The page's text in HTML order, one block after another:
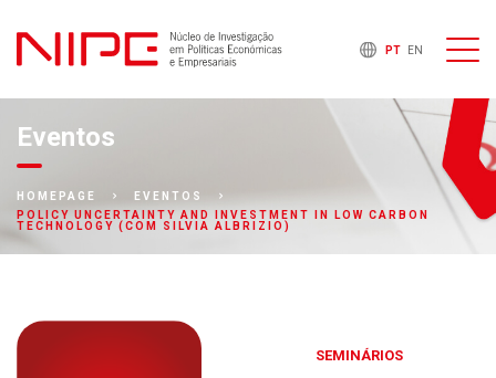
PT EN
Eventos
HOMEPAGE
EVENTOS
POLICY UNCERTAINTY AND INVESTMENT IN LOW CARBON
TECHNOLOGY (COM SILVIA ALBRIZIO)
SEMINÁRIOS